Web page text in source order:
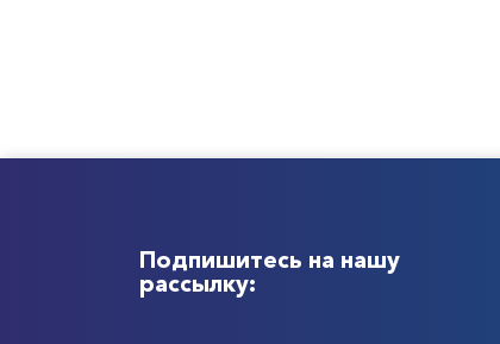
Подпишитесь на нашу
рассылку: